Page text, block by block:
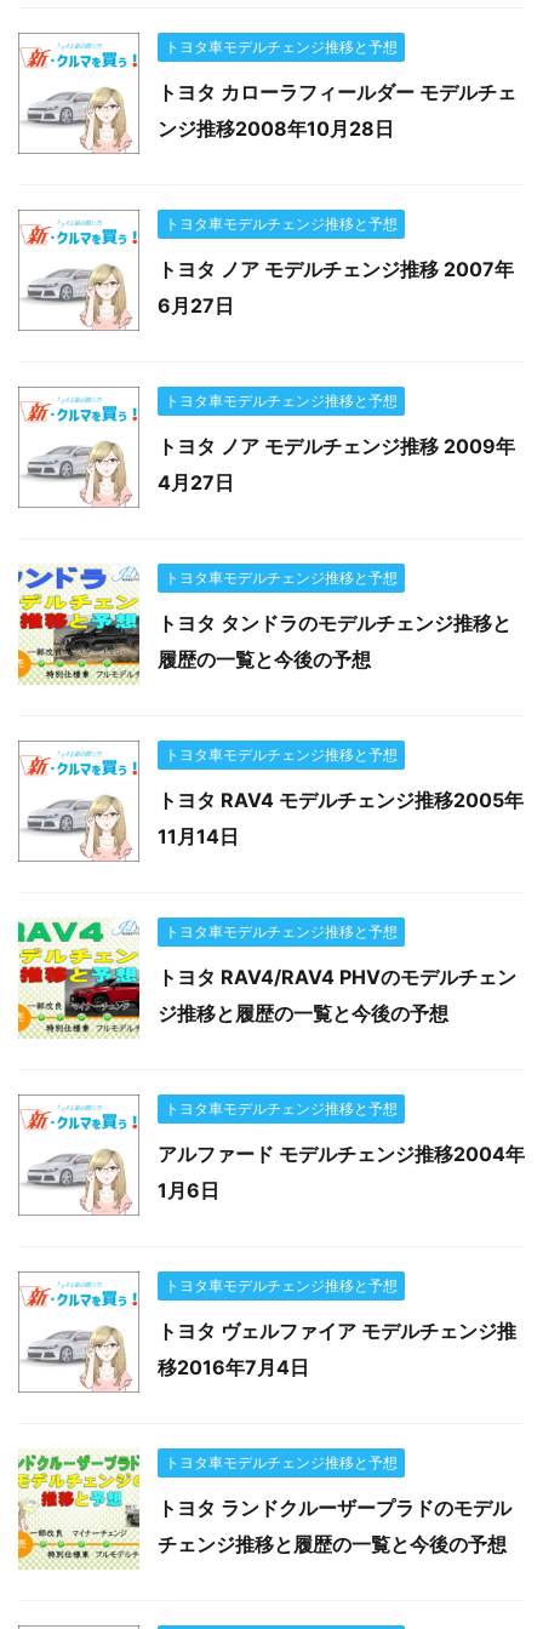
トヨタ車モデルチェンジ推移と予想
トヨタ カローラフィールダー モデルチェ
ンジ推移2008年10月28日
トヨタ車モデルチェンジ推移と予想
トヨタ ノア モデルチェンジ推移 2007年
6月27日
トヨタ車モデルチェンジ推移と予想
トヨタ ノア モデルチェンジ推移 2009年
4月27日
トヨタ車モデルチェンジ推移と予想
トヨタ タンドラのモデルチェンジ推移と
履歴の一覧と今後の予想
トヨタ車モデルチェンジ推移と予想
トヨタ RAV4 モデルチェンジ推移2005年
11月14日
トヨタ車モデルチェンジ推移と予想
トヨタ RAV4/RAV4 PHVのモデルチェン
ジ推移と履歴の一覧と今後の予想
トヨタ車モデルチェンジ推移と予想
アルファード モデルチェンジ推移2004年
1月6日
トヨタ車モデルチェンジ推移と予想
トヨタ ヴェルファイア モデルチェンジ推
移2016年7月4日
トヨタ車モデルチェンジ推移と予想
トヨタ ランドクルーザープラドのモデル
チェンジ推移と履歴の一覧と今後の予想